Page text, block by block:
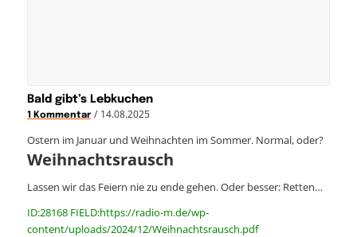
Bald gibt’s Lebkuchen
1 Kommentar / 14.08.2025
Ostern im Januar und Weihnachten im Sommer. Normal, oder?
Weihnachtsrausch
Lassen wir das Feiern nie zu ende gehen. Oder besser: Retten…
ID:28168 FIELD:https://radio-m.de/wp-
content/uploads/2024/12/Weihnachtsrausch.pdf